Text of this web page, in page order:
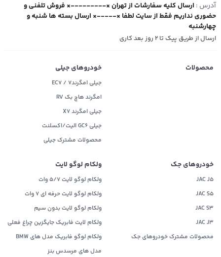
آدرس : ارسال کلیه سفارشات از تهران ×---------× فروش تلفنی و
حضوری نداریم فقط از سایت لطفا ×-----× ارسال بسته ها شنبه و
چهارشنبه
ارسال از طریق پیک تا ۲ روز بعد کاری
محصولات خودروهای جیلی
جیلی امگرند۷ / EC7
امگرند هاچ بک RV
جیلی امگرند X7
جیلی GC6 الیت/اکسلنت
محصولات مشترک جیلی
خودروهای جک
JAC J5
JAC S5
JAC S3
JAC J3
محصولات مشترک خودروهای جک
ولکام لوگو لایت
ولکام لوگو لایت 5/7 وات
ولکام لوگو لایت حرفه ای 7 وات
ولکام لوگو لایت بدون سیم
ولکام لایت فابریک جایگزین چراغ فعلی
ولکام لوگو فابریک مدل های BMW
مدل های مرسدس بنز